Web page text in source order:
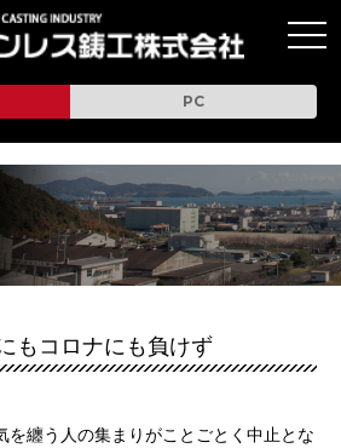
PC
もコロナにも負けず
を纏う人の集まりがことごとく中止とな